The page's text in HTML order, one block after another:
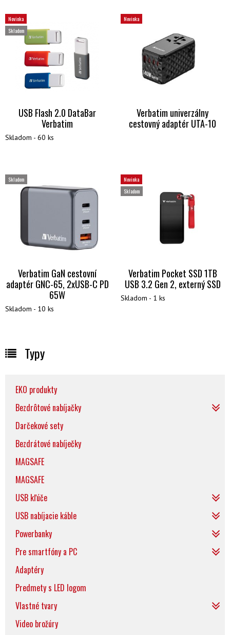
Novinka
Skladom
USB Flash 2.0 DataBar
Verbatim
Skladom - 60 ks
Novinka
Verbatim univerzálny
cestovný adaptér UTA-10
Skladom
Verbatim GaN cestovní
adaptér GNC-65, 2xUSB-C PD
65W
Skladom - 10 ks
Novinka
Skladom
Verbatim Pocket SSD 1TB
USB 3.2 Gen 2, externý SSD
Skladom - 1 ks
Typy
EKO produkty
Bezdrôtové nabíjačky
Darčekové sety
Bezdrátové nabíječky
MAGSAFE
MAGSAFE
USB kľúče
USB nabíjacie káble
Powerbanky
Pre smartfóny a PC
Adaptéry
Predmety s LED logom
Vlastné tvary
Video brožúry